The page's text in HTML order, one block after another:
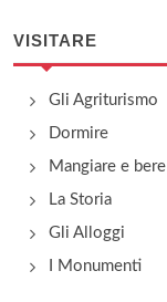
VISITARE
Gli Agriturismo
Dormire
Mangiare e bere
La Storia
Gli Alloggi
I Monumenti